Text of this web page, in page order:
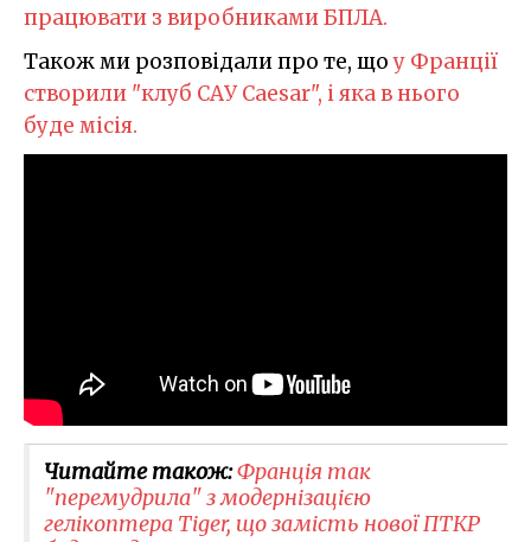
працювати з виробниками БПЛА.
Також ми розповідали про те, щоу Франції
створили "клуб САУ Caesar", і яка в нього
буде місія.
Читайте також:Франція так
"перемудрила" з модернізацією
гелікоптера Tiger, що замість нової ПТКР